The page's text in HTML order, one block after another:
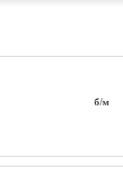
б/м